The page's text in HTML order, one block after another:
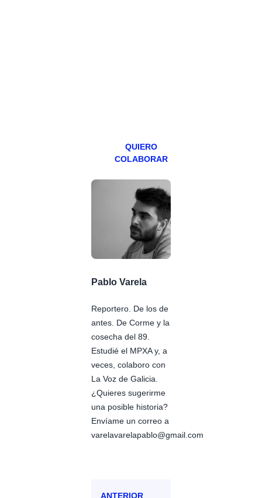
QUIERO
COLABORAR
Pablo Varela
Reportero. De los de
antes. De Corme y la
cosecha del 89.
Estudié el MPXA y, a
veces, colaboro con
La Voz de Galicia.
¿Quieres sugerirme
una posible historia?
Envíame un correo a
varelavarelapablo@gmail.com
ANTERIOR